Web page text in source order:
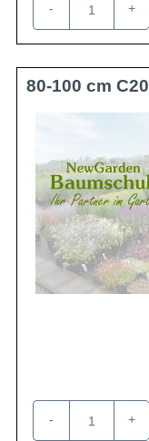
- +
80-100 cm C20
- +